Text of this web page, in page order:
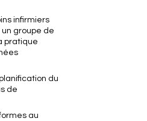
infirmiers
groupe de
pratique
du
de
au